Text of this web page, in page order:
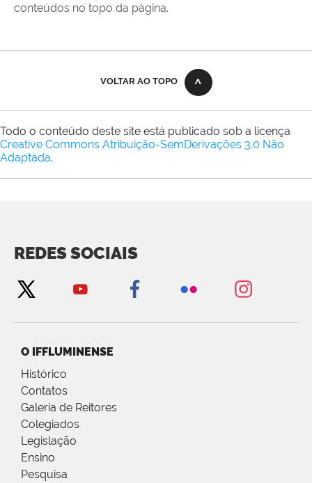
conteúdos no topo da página.
VOLTAR AO TOPO
Todo o conteúdo deste site está publicado sob a licença
Creative Commons Atribuição-SemDerivações 3.0 Não
Adaptada.
REDES SOCIAIS
O IFFLUMINENSE
Histórico
Contatos
Galeria de Reitores
Colegiados
Legislação
Ensino
Pesquisa